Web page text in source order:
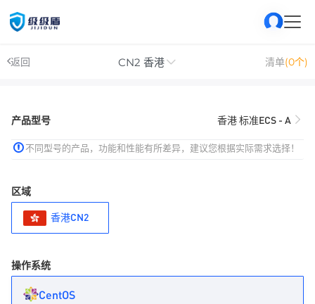
返回 CN2 香港 清单(0个)
产品型号 香港 标准ECS - A
不同型号的产品，功能和性能有所差异，建议您根据实际需求选择！
区域
香港CN2
操作系统
CentOS